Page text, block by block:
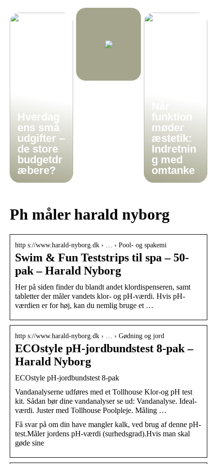
Hverdag
ens små
udgifter –
de store
budgetdr
æbere?
funktion
møder
æstetik:
Indretnin
g med
omtanke
Ph måler harald nyborg
http s://www.harald-nyborg.dk › … › Pool- og spakemi
Swim & Fun Teststrips til spa – 50-
pak – Harald Nyborg
Her på siden finder du blandt andet klordispenseren, samt
tabletter der måler vandets klor- og pH-værdi. Hvis pH-
værdien er for høj, kan du nemlig bruge et …
http s://www.harald-nyborg.dk › … › Gødning og jord
ECOstyle pH-jordbundstest 8-pak –
Harald Nyborg
ECOstyle pH-jordbundstest 8-pak
Vandanalyserne udføres med et Tollhouse Klor-og pH test
kit. Sådan bør dine vandanalyser se ud: Vandanalyse. Ideal-
værdi. Juster med Tollhouse Poolpleje. Måling …
Få svar på om din have mangler kalk, ved brug af denne pH-
test.Måler jordens pH-værdi (surhedsgrad).Hvis man skal
gøde sine